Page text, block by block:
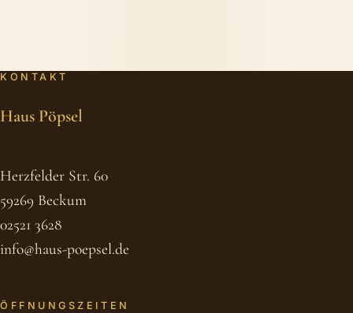
KONTAKT
Haus Pöpsel
Herzfelder Str. 60
59269 Beckum
02521 3628
info@haus-poepsel.de
ÖFFNUNGSZEITEN